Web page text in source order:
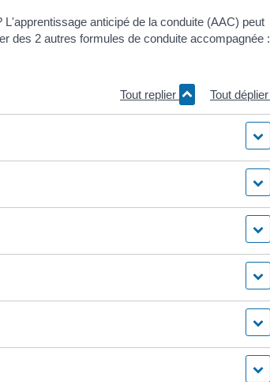
anticipé de la conduite (AAC) peut
des 2 autres formules de conduite accompagnée :
Tout replier Tout déplier